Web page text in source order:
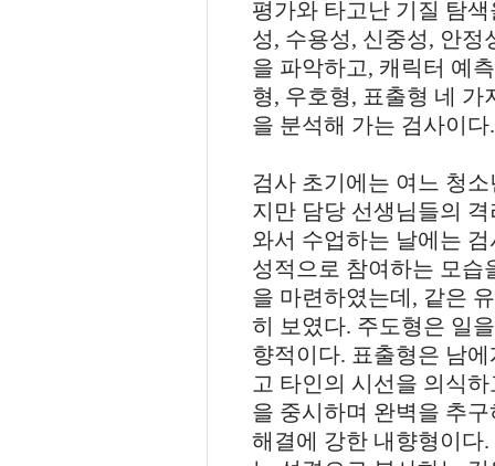
평가와 타고난 기질 탐
성, 수용성, 신중성, 안정
을 파악하고, 캐릭터 예
형, 우호형, 표출형 네 가
을 분석해 가는 검사이다.
검사 초기에는 여느 청
지만 담당 선생님들의 격려와
와서 수업하는 날에는
성적으로 참여하는 모습
을 마련하였는데 , 같은
히 보였다. 주도형은 일
향적이다. 표출형은 남에게
고 타인의 시선을 의식
을 중시하며 완벽을 추
해결에 강한 내향형이다.